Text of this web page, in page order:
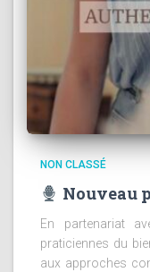
NON CLASSÉ
Nouveau
En partenariat
praticiennes du
aux approches